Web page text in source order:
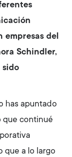
empresas del
Schindler,
sido
has apuntado
que continué
que a lo largo